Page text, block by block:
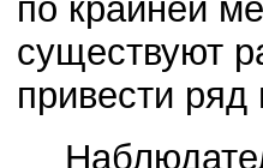
по крайней
существуют
привести